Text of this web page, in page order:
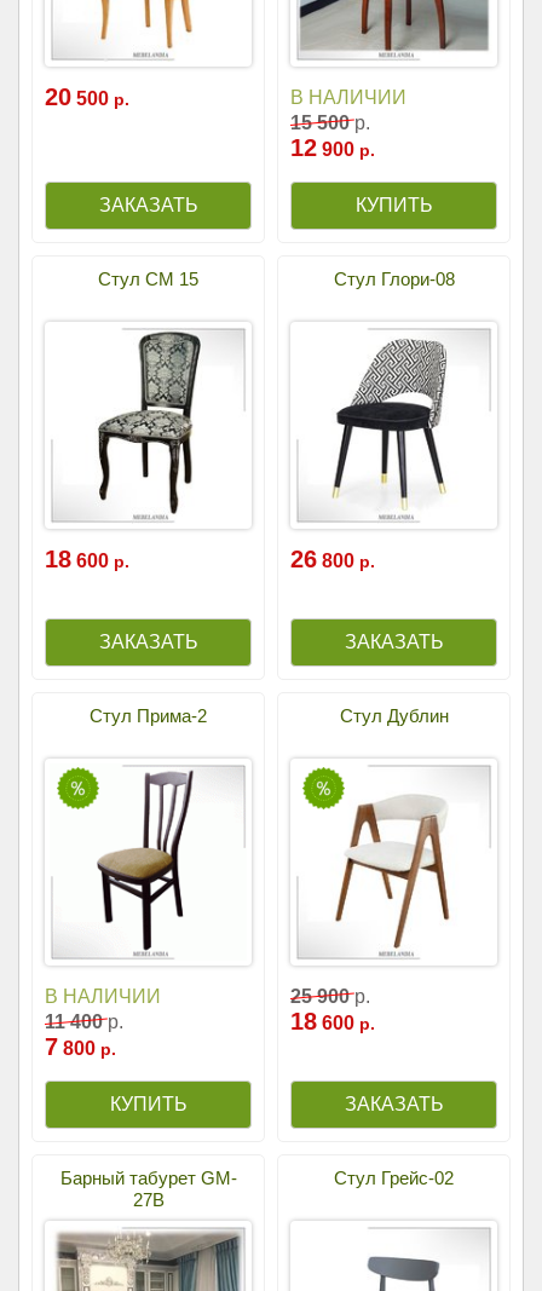
20 500 р.
В НАЛИЧИИ
15 500р.
12 900 р.
Стул СМ 15
18 600 р.
Стул Глори-08
26 800 р.
Стул Прима-2
В НАЛИЧИИ
11 400р.
7 800 р.
Стул Дублин
25 900р.
18 600 р.
Барный табурет GM-
27B
Стул Грейс-02